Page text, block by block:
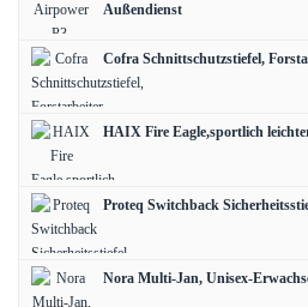
Außendienst
Cofra Schnittschutzstiefel,
HAIX Fire Eagle,sportlich
Proteq Switchback
Nora Multi-Jan, Unisex-